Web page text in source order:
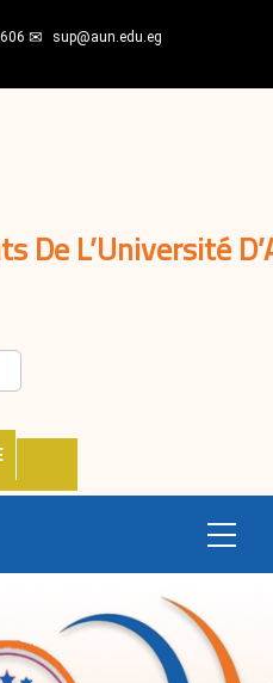
sup@aun.edu.eg
De L’Université